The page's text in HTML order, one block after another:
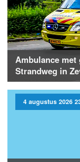
Ambulance met
Strandweg in
4 augustus 2026